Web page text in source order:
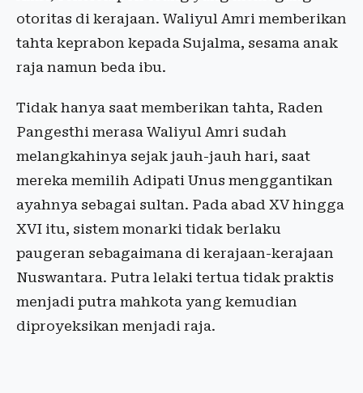
otoritas di kerajaan. Waliyul Amri memberikan
tahta keprabon kepada Sujalma, sesama anak
raja namun beda ibu.
Tidak hanya saat memberikan tahta, Raden
Pangesthi merasa Waliyul Amri sudah
melangkahinya sejak jauh-jauh hari, saat
mereka memilih Adipati Unus menggantikan
ayahnya sebagai sultan. Pada abad XV hingga
XVI itu, sistem monarki tidak berlaku
paugeran sebagaimana di kerajaan-kerajaan
Nuswantara. Putra lelaki tertua tidak praktis
menjadi putra mahkota yang kemudian
diproyeksikan menjadi raja.